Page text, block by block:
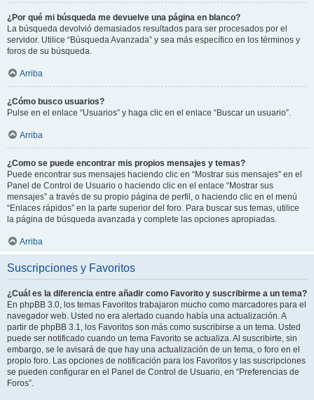
¿Por qué mi búsqueda me devuelve una página en blanco?
La búsqueda devolvió demasiados resultados para ser procesados por el
servidor. Utilice “Búsqueda Avanzada” y sea más específico en los términos y
foros de su búsqueda.
Arriba
¿Cómo busco usuarios?
Pulse en el enlace “Usuarios” y haga clic en el enlace “Buscar un usuario”.
Arriba
¿Como se puede encontrar mis propios mensajes y temas?
Puede encontrar sus mensajes haciendo clic en “Mostrar sus mensajes” en el
Panel de Control de Usuario o haciendo clic en el enlace “Mostrar sus
mensajes” a través de su propio página de perfil, o haciendo clic en el menú
“Enlaces rápidos” en la parte superior del foro. Para buscar sus temas, utilice
la página de búsqueda avanzada y complete las opciones apropiadas.
Arriba
Suscripciones y Favoritos
¿Cuál es la diferencia entre añadir como Favorito y suscribirme a un tema?
En phpBB 3.0, los temas Favoritos trabajaron mucho como marcadores para el
navegador web. Usted no era alertado cuando había una actualización. A
partir de phpBB 3.1, los Favoritos son más como suscribirse a un tema. Usted
puede ser notificado cuando un tema Favorito se actualiza. Al suscribirte, sin
embargo, se le avisará de que hay una actualización de un tema, o foro en el
propio foro. Las opciones de notificación para los Favoritos y las suscripciones
se pueden configurar en el Panel de Control de Usuario, en “Preferencias de
Foros”.